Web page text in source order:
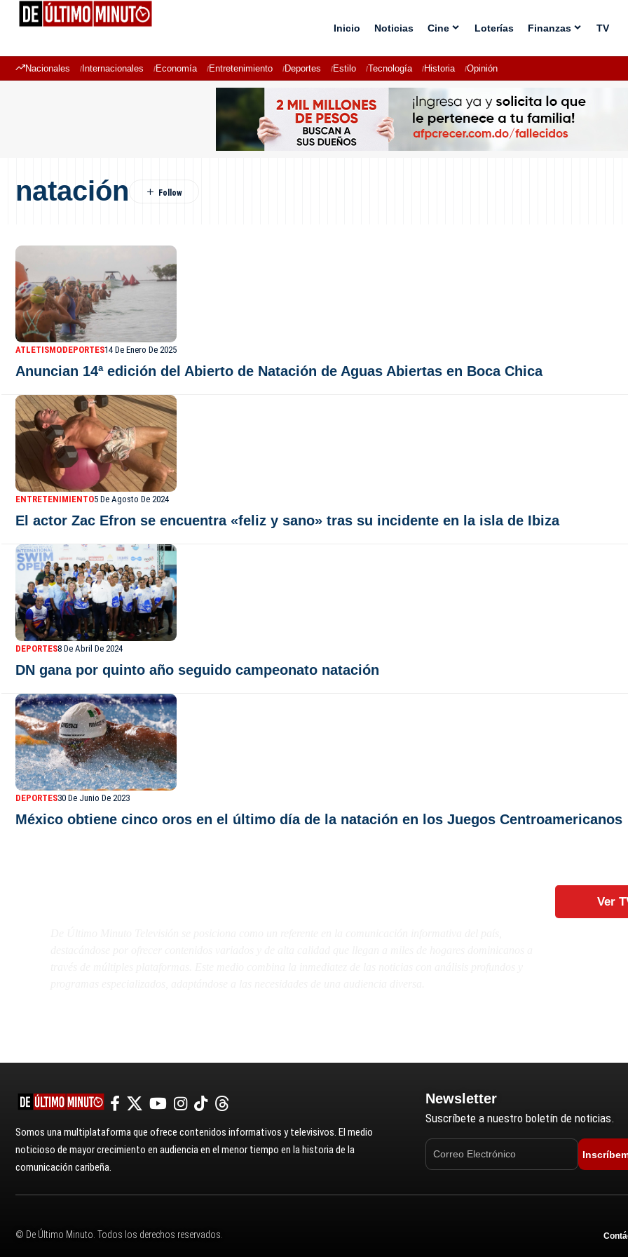
Inicio Noticias Cine Loterías Finanzas TV
Nacionales Internacionales Economía Entretenimiento Deportes Estilo Tecnología Historia Opinión
natación
ATLETISMODEPORTES14 De Enero De 2025
Anuncian 14ª edición del Abierto de Natación de Aguas Abiertas en Boca Chica
ENTRETENIMIENTO5 De Agosto De 2024
El actor Zac Efron se encuentra «feliz y sano» tras su incidente en la isla de Ibiza
DEPORTES8 De Abril De 2024
DN gana por quinto año seguido campeonato natación
DEPORTES30 De Junio De 2023
México obtiene cinco oros en el último día de la natación en los Juegos Centroamericanos
Ver
Somos una multiplataforma que ofrece contenidos informativos y televisivos. El medio
noticioso de mayor crecimiento en audiencia en el menor tiempo en la historia de la
comunicación caribeña.
Newsletter
Suscríbete a nuestro boletín de noticias.
© De Último Minuto. Todos los derechos reservados.